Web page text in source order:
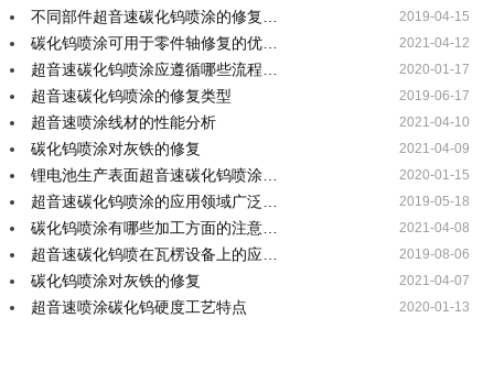
不同部件超音速碳化钨喷涂的修复… 2019-04-15
碳化钨喷涂可用于零件轴修复的优… 2021-04-12
超音速碳化钨喷涂应遵循哪些流程… 2020-01-17
超音速碳化钨喷涂的修复类型 2019-06-17
超音速喷涂线材的性能分析 2021-04-10
碳化钨喷涂对灰铁的修复 2021-04-09
锂电池生产表面超音速碳化钨喷涂… 2020-01-15
超音速碳化钨喷涂的应用领域广泛… 2019-05-18
碳化钨喷涂有哪些加工方面的注意… 2021-04-08
超音速碳化钨喷在瓦楞设备上的应… 2019-08-06
碳化钨喷涂对灰铁的修复 2021-04-07
超音速喷涂碳化钨硬度工艺特点 2020-01-13